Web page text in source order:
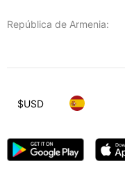
República de Armenia:
$USD